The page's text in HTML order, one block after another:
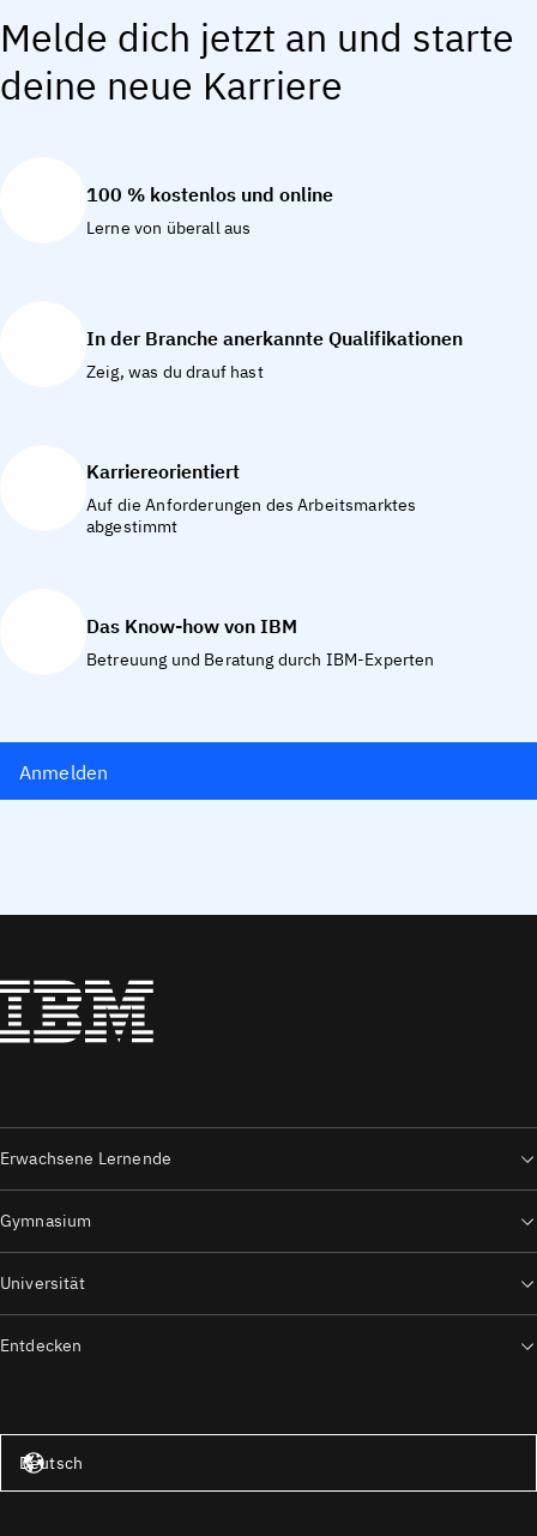
Melde dich jetzt an und starte
deine neue Karriere
100 % kostenlos und online
Lerne von überall aus
In der Branche anerkannte Qualifikationen
Zeig, was du drauf hast
Karriereorientiert
Auf die Anforderungen des Arbeitsmarktes
abgestimmt
Das Know-how von IBM
Betreuung und Beratung durch IBM-Experten
Anmelden
Erwachsene Lernende
Gymnasium
Universität
Entdecken
Deutsch